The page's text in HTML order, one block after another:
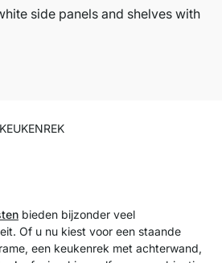
bieden bijzonder veel
Of u nu kiest voor een staande
een keukenrek met achterwand,